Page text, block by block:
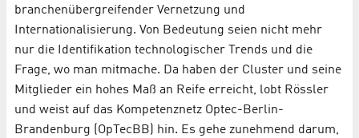
branchenübergreifender Vernetzung und
Internationalisierung. Von Bedeutung seien nicht mehr
nur die Identifikation technologischer Trends und die
Frage, wo man mitmache. Da haben der Cluster und seine
Mitglieder ein hohes Maß an Reife erreicht, lobt Rössler
und weist auf das Kompetenznetz Optec-Berlin-
Brandenburg (OpTecBB) hin. Es gehe zunehmend darum,